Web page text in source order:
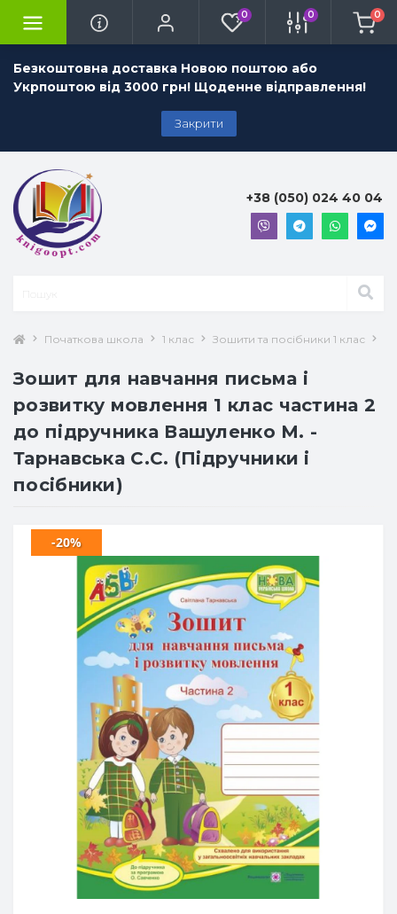
Безкоштовна доставка Новою поштою або
Укрпоштою від 3000 грн! Щоденне відправлення!
Закрити
0 0 0
+38 (050) 024 40 04
Початкова школа 1 клас Зошити та посібники 1 клас
Зошит для навчання письма і
розвитку мовлення 1 клас частина 2
до підручника Вашуленко М. -
Тарнавська С.С. (Підручники і
посібники)
-20%